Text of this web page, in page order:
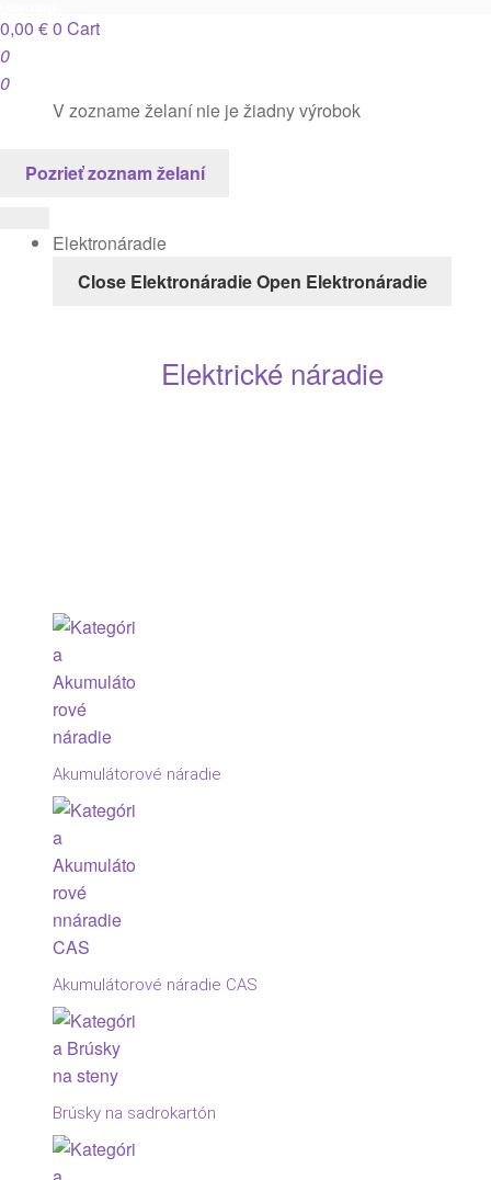
0,00 €0 Cart
0
0
V zozname želaní nie je žiadny výrobok
Pozrieť zoznam želaní
Elektronáradie
Close ElektronáradieOpen Elektronáradie
Elektrické náradie
Akumulátorové náradie
Akumulátorové náradie CAS
Brúsky na sadrokartón